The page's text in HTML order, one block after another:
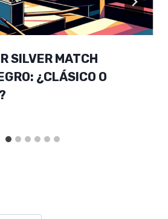
SILVER MATCH
¿CLÁSICO O